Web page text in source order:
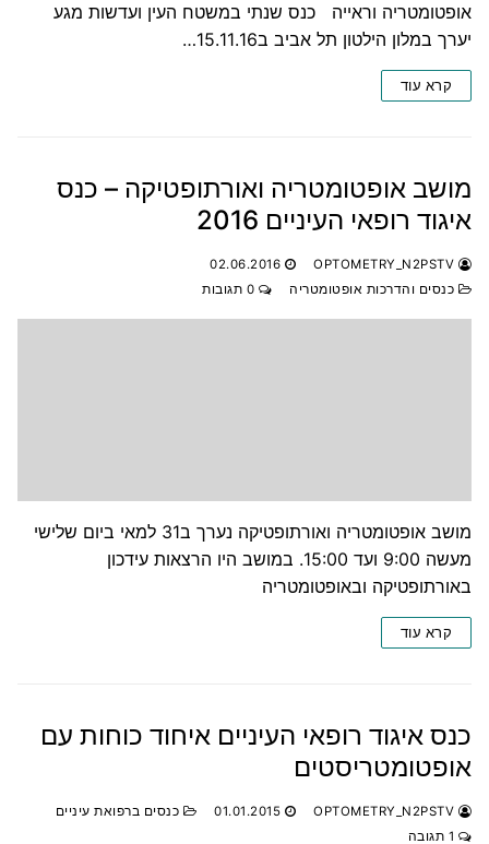
אופטומטריה וראייה כנס שנתי במשטח העין ועדשות מגע
יערך במלון הילטון תל אביב ב15.11.16…
קרא עוד
מושב אופטומטריה ואורתופטיקה – כנס
איגוד רופאי העיניים 2016
02.06.2016
כנסים והדרכות אופטומטריה
מושב אופטומטריה ואורתופטיקה נערך ב31 למאי ביום שלישי
מעשה 9:00 ועד 15:00. במושב היו הרצאות עידכון
באורתופטיקה ובאופטומטריה
קרא עוד
כנס איגוד רופאי העיניים איחוד כוחות עם
אופטומטריסטים
01.01.2015
כנסים ברפואת עיניים